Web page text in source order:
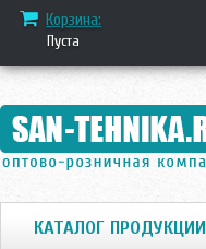
Корзина:
Пуста
КАТАЛОГ ПРОДУКЦИИ